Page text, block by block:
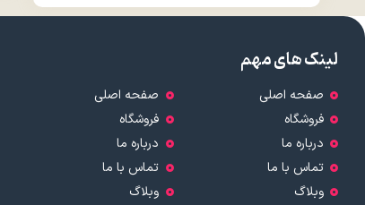
لینک های مهم
صفحه اصلی
فروشگاه
درباره ما
تماس با ما
وبلاگ
صفحه اصلی
فروشگاه
درباره ما
تماس با ما
وبلاگ